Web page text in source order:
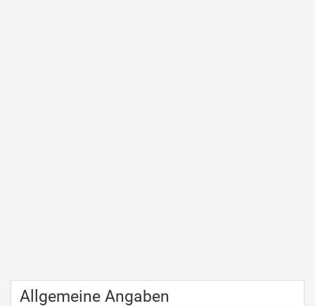
Allgemeine Angaben